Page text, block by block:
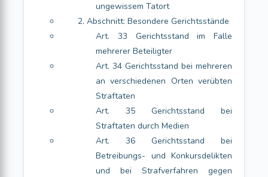
ungewissem Tatort
2. Abschnitt: Besondere Gerichtsstände
Art. 33 Gerichtsstand im Falle
mehrerer Beteiligter
Art. 34 Gerichtsstand bei mehreren
an verschiedenen Orten verübten
Straftaten
Art. 35 Gerichtsstand bei
Straftaten durch Medien
Art. 36 Gerichtsstand bei
Betreibungs- und Konkursdelikten
und bei Strafverfahren gegen